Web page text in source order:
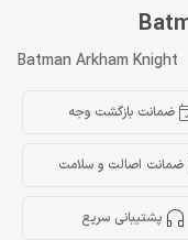
Batman Arkham Knight
ضمانت بازگشت وجه
ضمانت اصالت و سلامت
پشتیبانی سریع